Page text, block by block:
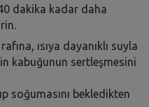
dakika kadar daha
ısıya dayanıklı suyla
kabuğunun sertleşmesini
soğumasını bekledikten